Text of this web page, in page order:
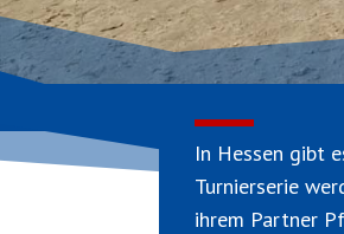
In Hessen gibt
Turnierserie
ihrem Partner